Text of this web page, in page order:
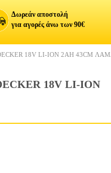
Δωρεάν αποστολή
για αγορές άνω των 90€
18V LI-ION 2AH 43CM
18V LI-ION